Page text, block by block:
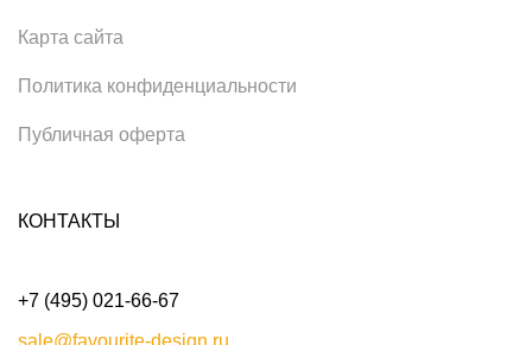
Карта сайта
Политика конфиденциальности
Публичная оферта
КОНТАКТЫ
+7 (495) 021-66-67
sale@favourite-design.ru